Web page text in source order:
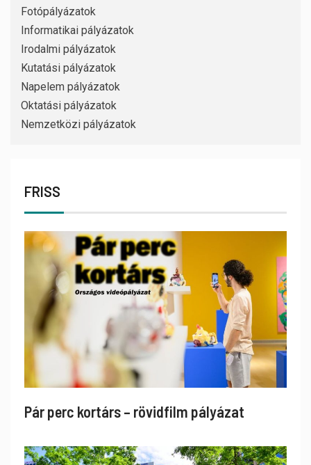
Fotópályázatok
Informatikai pályázatok
Irodalmi pályázatok
Kutatási pályázatok
Napelem pályázatok
Oktatási pályázatok
Nemzetközi pályázatok
FRISS
Pár perc kortárs – rövidfilm pályázat